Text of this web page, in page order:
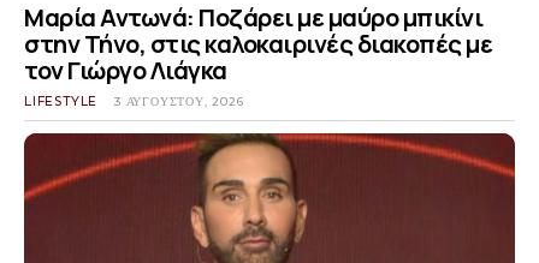
Μαρία Αντωνά: Ποζάρει με μαύρο μπικίνι
στην Τήνο, στις καλοκαιρινές διακοπές με
τον Γιώργο Λιάγκα
LIFESTYLE 3 ΑΥΓΟΎΣΤΟΥ, 2026